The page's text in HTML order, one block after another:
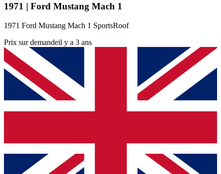
1971 | Ford Mustang Mach 1
1971 Ford Mustang Mach 1 SportsRoof
Prix sur demandeil y a 3 ans